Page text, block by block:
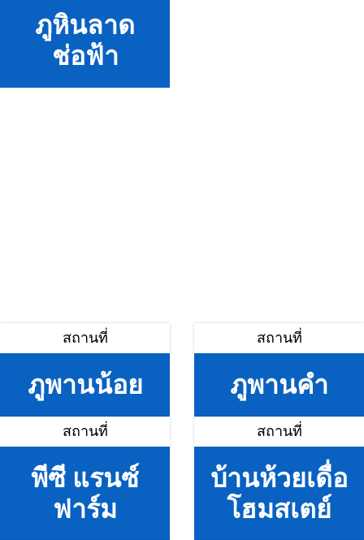
ภูหินลาด
ช่อฟ้า
สถานที่
ภูพานน้อย
สถานที่
ภูพานคำ
สถานที่
พีซี แรนซ์
ฟาร์ม
สถานที่
บ้านห้วยเดื่อ
โฮมสเตย์